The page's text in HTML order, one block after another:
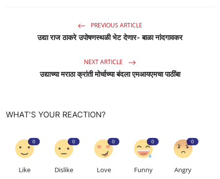
PREVIOUS ARTICLE
उद्या राज ठाकरे उपोषणस्थळी भेट देणार- बाळा नांदगावकर
NEXT ARTICLE
उद्याच्या मराठा क्रांती मोर्चाच्या बंदला एमआयएमचा पाठींबा
WHAT'S YOUR REACTION?
0
Like
0
Dislike
0
Love
0
Funny
0
Angry